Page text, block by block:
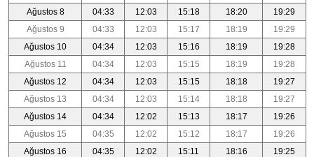
Ağustos 8
04:33 12:03 15:18 18:20
19:29
Ağustos 9
04:33 12:03 15:17 18:19
19:29
Ağustos 10
04:34 12:03 15:16 18:19
19:28
Ağustos 11
04:34 12:03 15:15 18:19
19:28
Ağustos 12
04:34 12:03 15:15 18:18
19:27
Ağustos 13
04:34 12:03 15:14 18:18
19:27
Ağustos 14
04:34 12:02 15:13 18:17
19:26
Ağustos 15
04:35 12:02 15:12 18:17
19:26
Ağustos 16
04:35 12:02 15:11 18:16
19:25